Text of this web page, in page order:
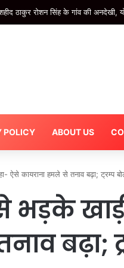
में गुरनूर बराड़ ने जड़ दिए 4 छक्के,
POLICY ABOUT US
ऐसे कायराना हमले से तनाव बढ़ा; ट्रम्प
भड़के
बढ़ा;